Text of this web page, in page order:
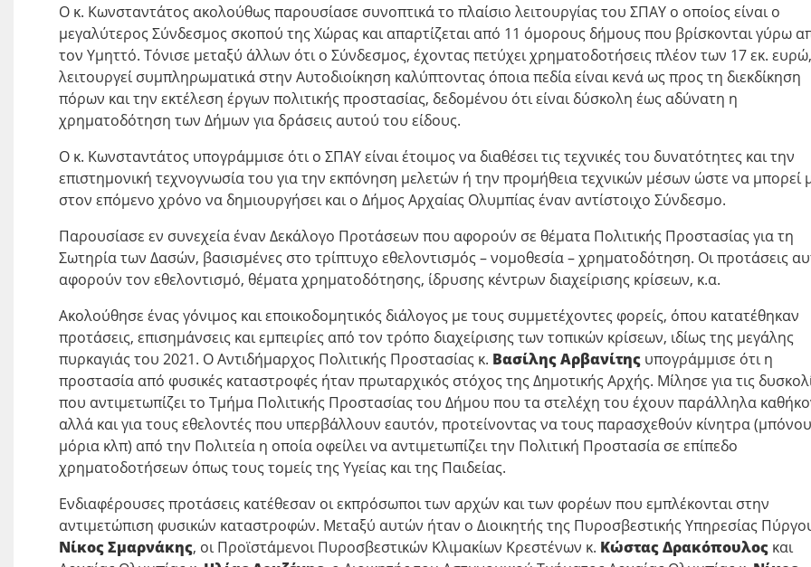
Ο κ. Κωνσταντάτος ακολούθως παρουσίασε συνοπτικά το πλαίσιο λειτουργίας του ΣΠΑΥ ο οποίος είναι ο
μεγαλύτερος Σύνδεσμος σκοπού της Χώρας και απαρτίζεται από 11 όμορους δήμους που βρίσκονται γύρω
τον Υμηττό. Τόνισε μεταξύ άλλων ότι ο Σύνδεσμος, έχοντας πετύχει χρηματοδοτήσεις πλέον των 17 εκ. ευρώ,
λειτουργεί συμπληρωματικά στην Αυτοδιοίκηση καλύπτοντας όποια πεδία είναι κενά ως προς τη διεκδίκηση
πόρων και την εκτέλεση έργων πολιτικής προστασίας, δεδομένου ότι είναι δύσκολη έως αδύνατη η
χρηματοδότηση των Δήμων για δράσεις αυτού του είδους.
Ο κ. Κωνσταντάτος υπογράμμισε ότι ο ΣΠΑΥ είναι έτοιμος να διαθέσει τις τεχνικές του δυνατότητες και την
επιστημονική τεχνογνωσία του για την εκπόνηση μελετών ή την προμήθεια τεχνικών μέσων ώστε να μπορεί
στον επόμενο χρόνο να δημιουργήσει και ο Δήμος Αρχαίας Ολυμπίας έναν αντίστοιχο Σύνδεσμο.
Παρουσίασε εν συνεχεία έναν Δεκάλογο Προτάσεων που αφορούν σε θέματα Πολιτικής Προστασίας για τη
Σωτηρία των Δασών, βασισμένες στο τρίπτυχο εθελοντισμός – νομοθεσία – χρηματοδότηση. Οι προτάσεις
αφορούν τον εθελοντισμό, θέματα χρηματοδότησης, ίδρυσης κέντρων διαχείρισης κρίσεων, κ.α.
Ακολούθησε ένας γόνιμος και εποικοδομητικός διάλογος με τους συμμετέχοντες φορείς, όπου κατατέθηκαν
προτάσεις, επισημάνσεις και εμπειρίες από τον τρόπο διαχείρισης των τοπικών κρίσεων, ιδίως της μεγάλης
πυρκαγιάς του 2021. Ο Αντιδήμαρχος Πολιτικής Προστασίας κ. Βασίλης Αρβανίτης υπογράμμισε ότι η
προστασία από φυσικές καταστροφές ήταν πρωταρχικός στόχος της Δημοτικής Αρχής. Μίλησε για τις
που αντιμετωπίζει το Τμήμα Πολιτικής Προστασίας του Δήμου που τα στελέχη του έχουν παράλληλα
αλλά και για τους εθελοντές που υπερβάλλουν εαυτόν, προτείνοντας να τους παρασχεθούν κίνητρα
μόρια κλπ) από την Πολιτεία η οποία οφείλει να αντιμετωπίζει την Πολιτική Προστασία σε επίπεδο
χρηματοδοτήσεων όπως τους τομείς της Υγείας και της Παιδείας.
Ενδιαφέρουσες προτάσεις κατέθεσαν οι εκπρόσωποι των αρχών και των φορέων που εμπλέκονται στην
αντιμετώπιση φυσικών καταστροφών. Μεταξύ αυτών ήταν ο Διοικητής της Πυροσβεστικής Υπηρεσίας
Νίκος Σμαρνάκης, οι Προϊστάμενοι Πυροσβεστικών Κλιμακίων Κρεστένων κ. Κώστας Δρακόπουλος και